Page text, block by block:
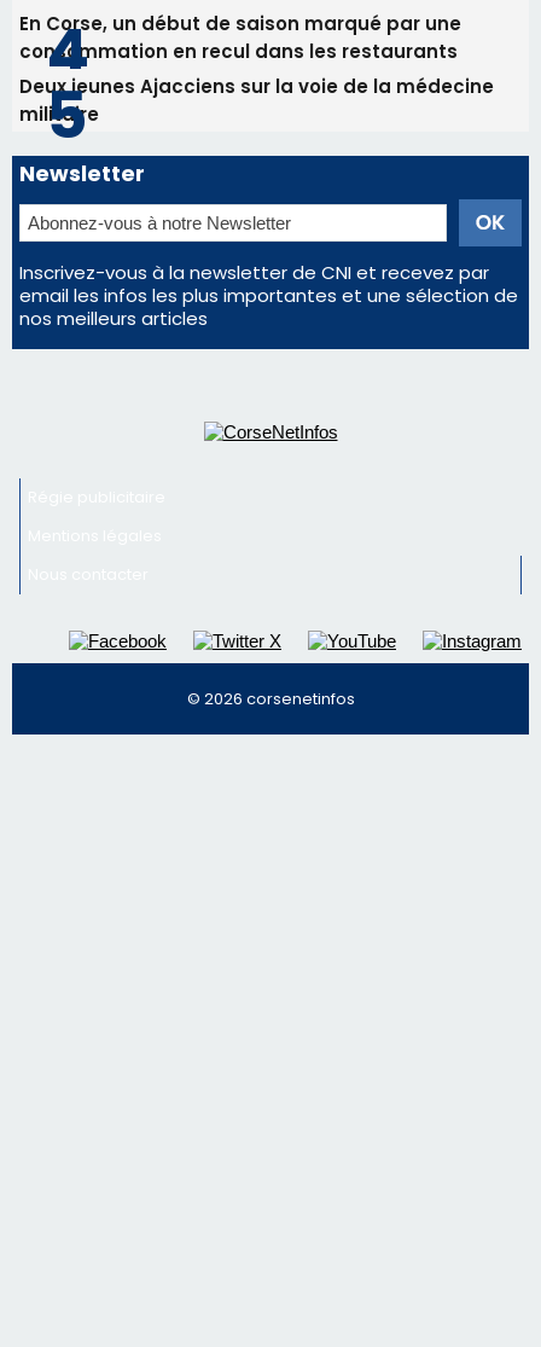
Les plus lus
Satine Nomary est la nouvelle Miss Corse 2026
Éclipse du 12 août : la Corse aux premières loges
d'un spectacle qui ne reviendra pas avant 2081
La gendarmerie alerte les restaurateurs corses
face à une nouvelle escroquerie au faux vendeur de
vin
En Corse, un début de saison marqué par une
consommation en recul dans les restaurants
Deux jeunes Ajacciens sur la voie de la médecine